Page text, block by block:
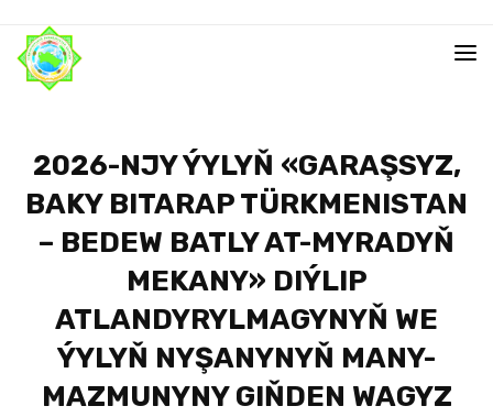
2026-NJY ÝYLYŇ «GARAŞSYZ,
BAKY BITARAP TÜRKMENISTAN
– BEDEW BATLY AT-MYRADYŇ
MEKANY» DIÝLIP
ATLANDYRYLMAGYNYŇ WE
ÝYLYŇ NYŞANYNYŇ MANY-
MAZMUNYNY GIŇDEN WAGYZ